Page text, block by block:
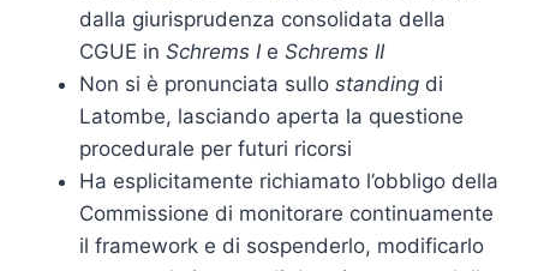
dalla giurisprudenza consolidata della
CGUE in Schrems Ie Schrems II
Non si è pronunciata sullo standing di
Latombe, lasciando aperta la questione
procedurale per futuri ricorsi
Ha esplicitamente richiamato l’obbligo della
Commissione di monitorare continuamente
il framework e di sospenderlo, modificarlo